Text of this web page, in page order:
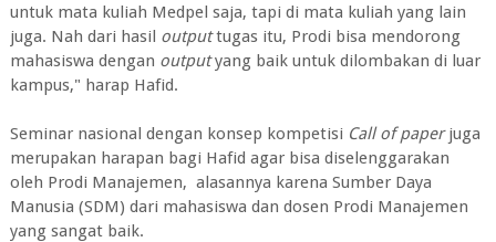
untuk mata kuliah Medpel saja, tapi di mata kuliah yang lain
juga. Nah dari hasil outputtugas itu, Prodi bisa mendorong
mahasiswa dengan outputyang baik untuk dilombakan di luar
kampus," harap Hafid.
Seminar nasional dengan konsep kompetisi Call of paperjuga
merupakan harapan bagi Hafid agar bisa diselenggarakan
oleh Prodi Manajemen, alasannya karena Sumber Daya
Manusia (SDM) dari mahasiswa dan dosen Prodi Manajemen
yang sangat baik.